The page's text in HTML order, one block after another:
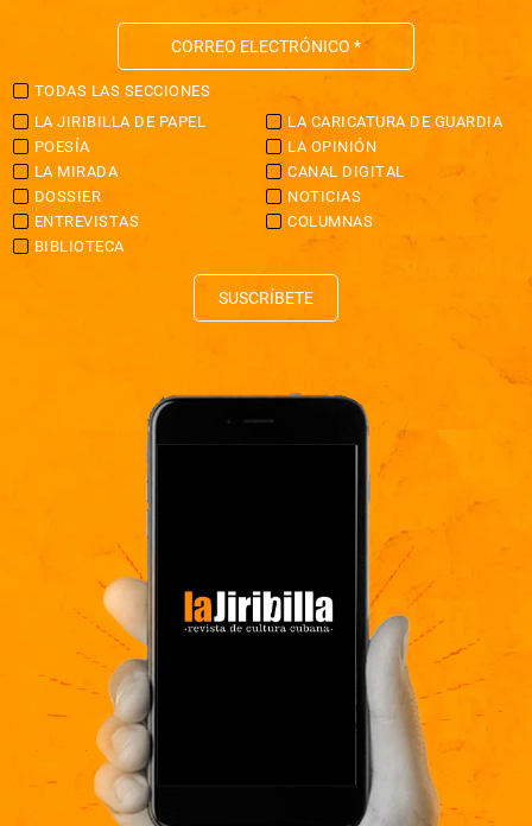
TODAS LAS SECCIONES
LA JIRIBILLA DE PAPEL
LA CARICATURA DE GUARDIA
POESÍA
LA OPINIÓN
LA MIRADA
CANAL DIGITAL
DOSSIER
NOTICIAS
ENTREVISTAS
COLUMNAS
BIBLIOTECA
SUSCRÍBETE